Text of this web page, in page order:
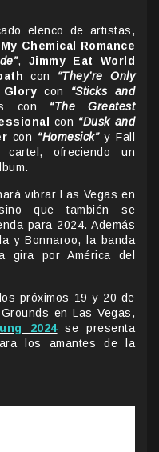
elenco de artistas,
My Chemical Romance
, Jimmy Eat World
con “They’re Only
Glory con “Sticks and
con “The Greatest
con “Dusk and
con “Homesick”y Fall
ofreciendo un
vibrar Las Vegas en
que también se
para 2024. Además
y Bonnaroo, la banda
gira por América del
próximos 19 y 20 de
en Las Vegas,
2024se presenta
los amantes de la